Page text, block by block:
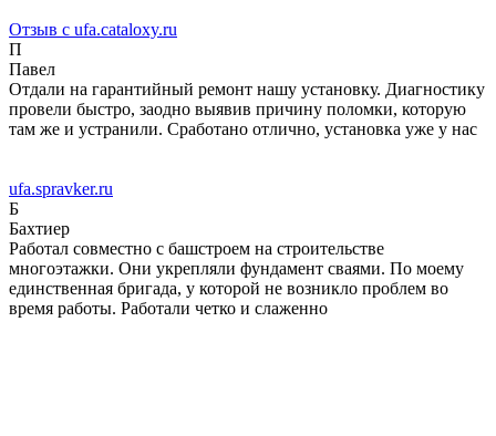
Отзыв с ufa.cataloxy.ru
П
Павел
Отдали на гарантийный ремонт нашу установку. Диагностику
провели быстро, заодно выявив причину поломки, которую
там же и устранили. Сработано отлично, установка уже у нас
ufa.spravker.ru
Б
Бахтиер
Работал совместно с башстроем на строительстве
многоэтажки. Они укрепляли фундамент сваями. По моему
единственная бригада, у которой не возникло проблем во
время работы. Работали четко и слаженно